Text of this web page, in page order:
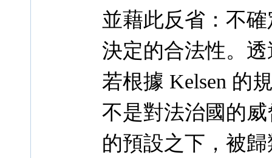
並藉此反省：不
決定的合法性。
若根據 Kelsen 的
不是對法治國的
的預設之下，被